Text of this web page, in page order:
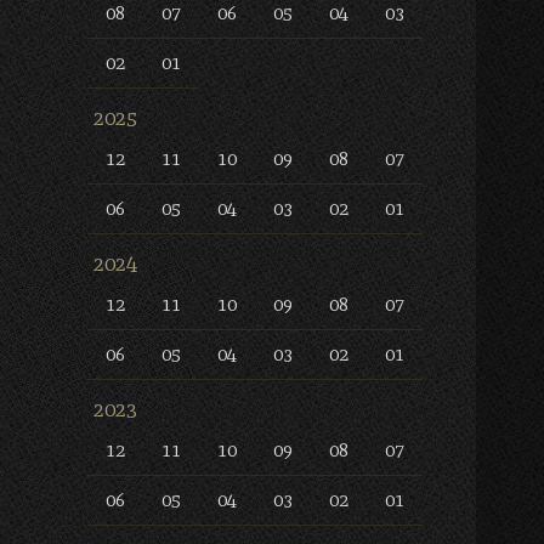
08 07 06 05 04 03
02 01
2025
12 11 10 09 08 07
06 05 04 03 02 01
2024
12 11 10 09 08 07
06 05 04 03 02 01
2023
12 11 10 09 08 07
06 05 04 03 02 01